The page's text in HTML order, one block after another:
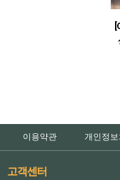
이용약관 개인정보
고객센터